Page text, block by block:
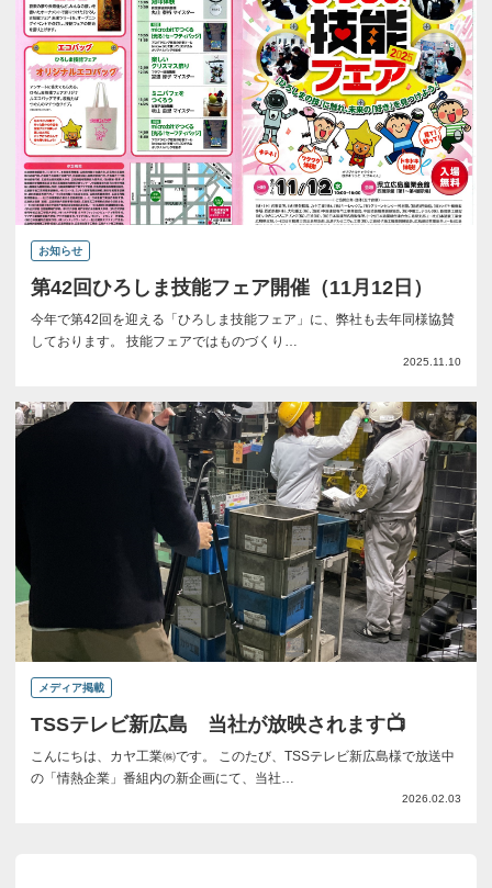
お知らせ
第42回ひろしま技能フェア開催（11月12日）
今年で第42回を迎える「ひろしま技能フェア」に、弊社も去年同様協賛
しております。 技能フェアではものづくり…
2025.11.10
メディア掲載
TSSテレビ新広島 当社が放映されます📺
こんにちは、カヤ工業㈱です。 このたび、TSSテレビ新広島様で放送中
の「情熱企業」番組内の新企画にて、当社…
2026.02.03